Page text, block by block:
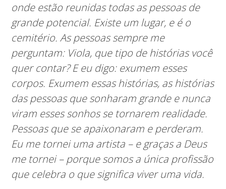
onde estão reunidas todas as pessoas de
grande potencial. Existe um lugar, e é o
cemitério. As pessoas sempre me
perguntam: Viola, que tipo de histórias você
quer contar? E eu digo: exumem esses
corpos. Exumem essas histórias, as histórias
das pessoas que sonharam grande e nunca
viram esses sonhos se tornarem realidade.
Pessoas que se apaixonaram e perderam.
Eu me tornei uma artista – e graças a Deus
me tornei – porque somos a única profissão
que celebra o que significa viver uma vida.